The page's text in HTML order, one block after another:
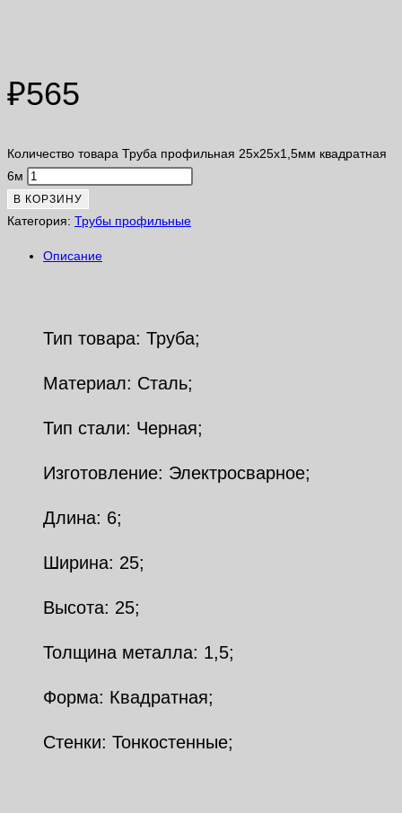
₽565
Количество товара Труба профильная 25х25х1,5мм квадратная
6м
В КОРЗИНУ
Категория: Трубы профильные
Описание
Тип товара: Труба;
Материал: Сталь;
Тип стали: Черная;
Изготовление: Электросварное;
Длина: 6;
Ширина: 25;
Высота: 25;
Толщина металла: 1,5;
Форма: Квадратная;
Стенки: Тонкостенные;